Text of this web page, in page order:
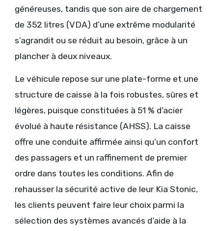
généreuses, tandis que son aire de chargement
de 352 litres (VDA) d’une extrême modularité
s’agrandit ou se réduit au besoin, grâce à un
plancher à deux niveaux.
Le véhicule repose sur une plate-forme et une
structure de caisse à la fois robustes, sûres et
légères, puisque constituées à 51 % d’acier
évolué à haute résistance (AHSS). La caisse
offre une conduite affirmée ainsi qu’un confort
des passagers et un raffinement de premier
ordre dans toutes les conditions. Afin de
rehausser la sécurité active de leur Kia Stonic,
les clients peuvent faire leur choix parmi la
sélection des systèmes avancés d’aide à la